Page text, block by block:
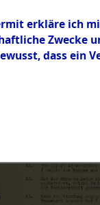
erkläre ich
Zwecke
dass ein